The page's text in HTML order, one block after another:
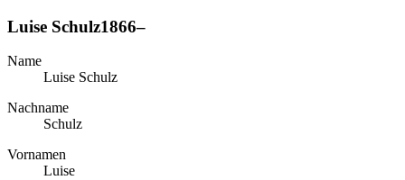
Luise Schulz1866–
Name
Luise Schulz
Nachname
Schulz
Vornamen
Luise